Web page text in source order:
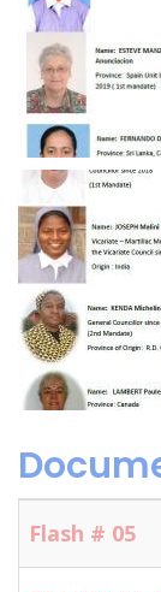
Flash # 05